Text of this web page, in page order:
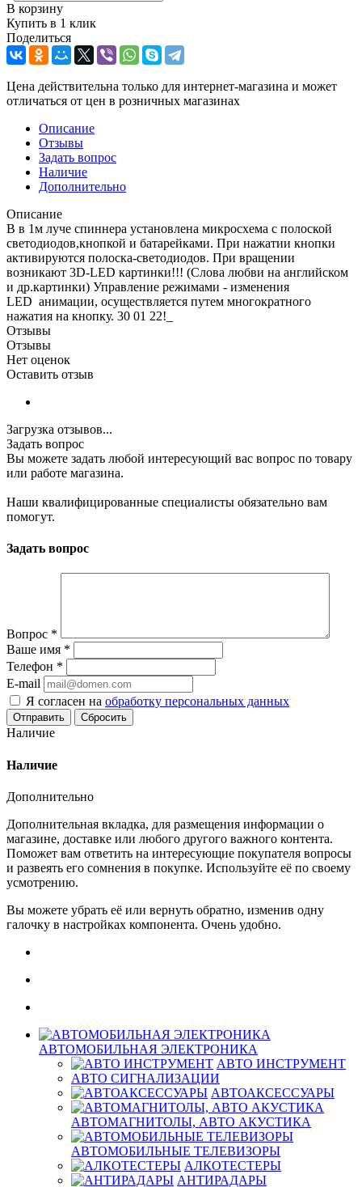
В корзину
Купить в 1 клик
Поделиться
Цена действительна только для интернет-магазина и может
отличаться от цен в розничных магазинах
Описание
Отзывы
Задать вопрос
Наличие
Дополнительно
Описание
В в 1м луче спиннера установлена микросхема с полоской
светодиодов,кнопкой и батарейками. При нажатии кнопки
активируются полоска-светодиодов. При вращении
возникают 3D-LED картинки!!! (Cлова любви на английском
и др.картинки) Управление режимами - изменения
LED анимации, осуществляется путем многократного
нажатия на кнопку. 30 01 22!_
Отзывы
Отзывы
Нет оценок
Оставить отзыв
Загрузка отзывов...
Задать вопрос
Вы можете задать любой интересующий вас вопрос по товару
или работе магазина.
Наши квалифицированные специалисты обязательно вам
помогут.
Задать вопрос
Вопрос *
Ваше имя *
Телефон *
E-mail
Я согласен на обработку персональных данных
Сбросить
Наличие
Наличие
Дополнительно
Дополнительная вкладка, для размещения информации о
магазине, доставке или любого другого важного контента.
Поможет вам ответить на интересующие покупателя вопросы
и развеять его сомнения в покупке. Используйте её по своему
усмотрению.
Вы можете убрать её или вернуть обратно, изменив одну
галочку в настройках компонента. Очень удобно.
АВТОМОБИЛЬНАЯ ЭЛЕКТРОНИКА
АВТО ИНСТРУМЕНТ
АВТО СИГНАЛИЗАЦИИ
АВТОАКСЕССУАРЫ
АВТОМАГНИТОЛЫ, АВТО АКУСТИКА
АВТОМОБИЛЬНЫЕ ТЕЛЕВИЗОРЫ
АЛКОТЕСТЕРЫ
АНТИРАДАРЫ